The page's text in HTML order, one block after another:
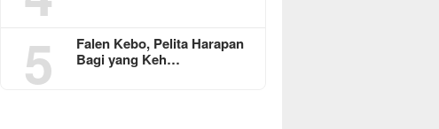
5
Falen Kebo, Pelita Harapan
Bagi yang Keh…